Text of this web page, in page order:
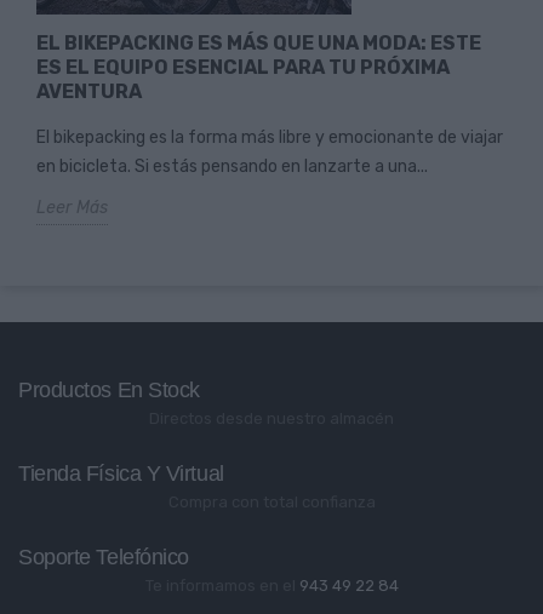
EL BIKEPACKING ES MÁS QUE UNA MODA: ESTE
ES EL EQUIPO ESENCIAL PARA TU PRÓXIMA
AVENTURA
El bikepacking es la forma más libre y emocionante de viajar
en bicicleta. Si estás pensando en lanzarte a una...
Leer Más
Productos En Stock
Tienda Física Y Virtual
Soporte Telefónico
943 49 22 84